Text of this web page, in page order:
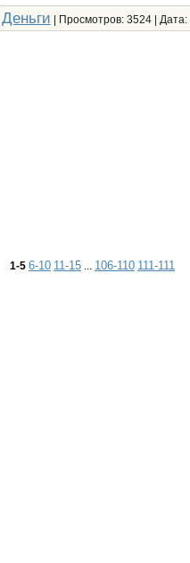
Деньги | Просмотров: 3524 | Дата:
1-5 6-10 11-15 106-110 111-111